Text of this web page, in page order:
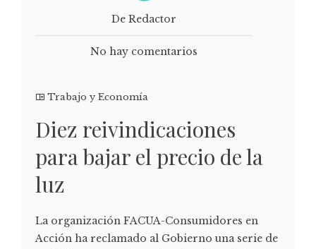
De Redactor
No hay comentarios
Trabajo y Economía
Diez reivindicaciones
para bajar el precio de la
luz
La organización FACUA-Consumidores en
Acción ha reclamado al Gobierno una serie de